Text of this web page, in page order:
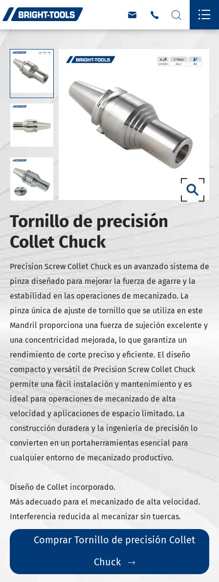
   
Tornillo de precisión
Collet Chuck
Precision Screw Collet Chuck es un avanzado sistema de
pinza diseñado para mejorar la fuerza de agarre y la
estabilidad en las operaciones de mecanizado. La
pinza única de ajuste de tornillo que se utiliza en este
Mandril proporciona una fuerza de sujeción excelente y
una concentricidad mejorada, lo que garantiza un
rendimiento de corte preciso y eficiente. El diseño
compacto y versátil de Precision Screw Collet Chuck
permite una fácil instalación y mantenimiento y es
ideal para operaciones de mecanizado de alta
velocidad y aplicaciones de espacio limitado. La
construcción duradera y la ingeniería de precisión lo
convierten en un portaherramientas esencial para
cualquier entorno de mecanizado productivo.
Diseño de Collet incorporado.
Más adecuado para el mecanizado de alta velocidad.
Interferencia reducida al mecanizar sin tuercas.
Comprar Tornillo de precisión Collet
Chuck
